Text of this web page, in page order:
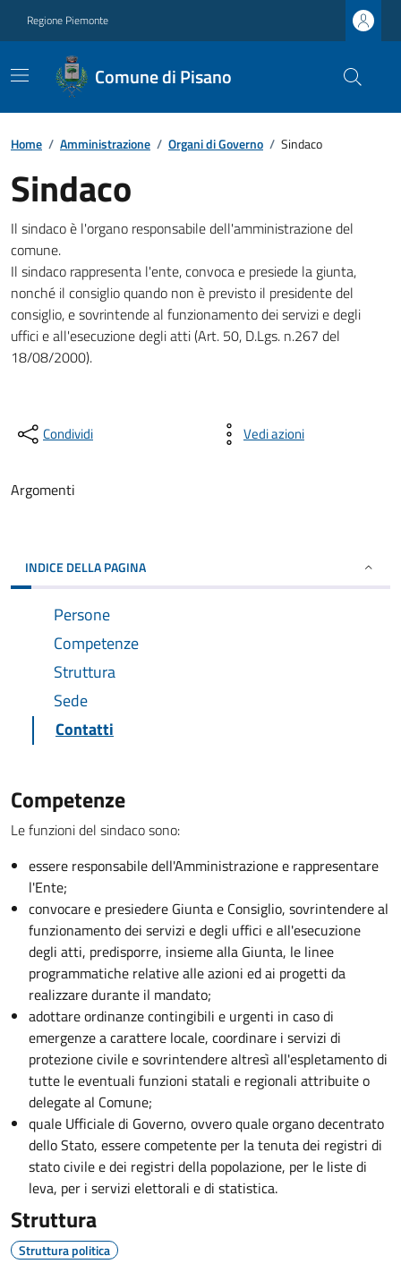
Regione Piemonte
Comune di Pisano
Home / Amministrazione / Organi di Governo / Sindaco
Sindaco
Il sindaco è l'organo responsabile dell'amministrazione del
comune.
Il sindaco rappresenta l'ente, convoca e presiede la giunta,
nonché il consiglio quando non è previsto il presidente del
consiglio, e sovrintende al funzionamento dei servizi e degli
uffici e all'esecuzione degli atti (Art. 50, D.Lgs. n.267 del
18/08/2000).
Condividi Vedi azioni
Argomenti
INDICE DELLA PAGINA
Persone
Competenze
Struttura
Sede
Contatti
Competenze
Le funzioni del sindaco sono:
essere responsabile dell'Amministrazione e rappresentare
l'Ente;
convocare e presiedere Giunta e Consiglio, sovrintendere al
funzionamento dei servizi e degli uffici e all'esecuzione
degli atti, predisporre, insieme alla Giunta, le linee
programmatiche relative alle azioni ed ai progetti da
realizzare durante il mandato;
adottare ordinanze contingibili e urgenti in caso di
emergenze a carattere locale, coordinare i servizi di
protezione civile e sovrintendere altresì all'espletamento di
tutte le eventuali funzioni statali e regionali attribuite o
delegate al Comune;
quale Ufficiale di Governo, ovvero quale organo decentrato
dello Stato, essere competente per la tenuta dei registri di
stato civile e dei registri della popolazione, per le liste di
leva, per i servizi elettorali e di statistica.
Struttura
Struttura politica